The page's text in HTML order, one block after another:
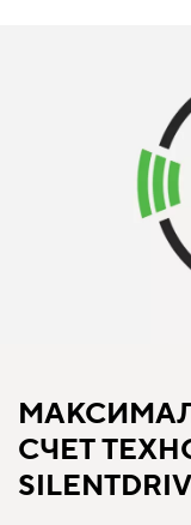
СЧЕТ